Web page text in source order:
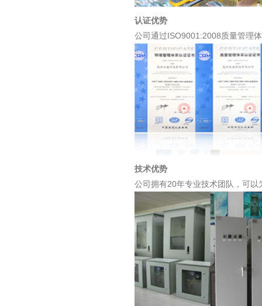
认证优势
公司通过ISO9001:2008质量管理
技术优势
公司拥有20年专业技术团队，可